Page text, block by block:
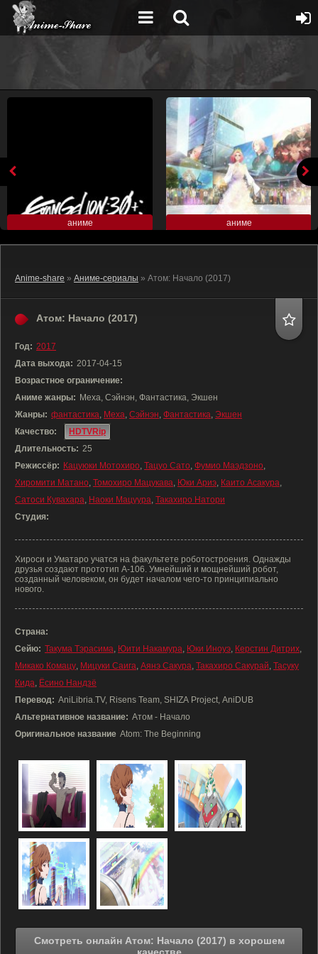
аниме аниме
Anime-share » Аниме-сериалы » Атом: Начало (2017)
Атом: Начало (2017)
Год: 2017
Дата выхода: 2017-04-15
Возрастное ограничение:
Аниме жанры: Меха, Сэйнэн, Фантастика, Экшен
Жанры: фантастика, Меха, Сэйнэн, Фантастика, Экшен
Качество:
HDTVRip
Длительность: 25
Режиссёр: Кацуюки Мотохиро, Тацуо Сато, Фумио Маэдзоно,
Хиромити Матано, Томохиро Мацукава, Юки Ариэ, Каито Асакура,
Сатоси Кувахара, Наоки Мацуура, Такахиро Натори
Студия:
Хироси и Уматаро учатся на факультете роботостроения. Однажды
друзья создают прототип А-106. Умнейший и мощнейший робот,
созданный человеком, он будет началом чего-то принципиально
нового.
Страна:
Сейю: Такума Тэрасима, Юити Накамура, Юки Иноуэ, Керстин Дитрих,
Микако Комацу, Мицуки Саига, Аянэ Сакура, Такахиро Сакурай, Тасуку
Кида, Ёсино Нандзё
Перевод: AniLibria.TV, Risens Team, SHIZA Project, AniDUB
Альтернативное название: Атом - Начало
Оригинальное название Atom: The Beginning
Смотреть онлайн Атом: Начало (2017) в хорошем